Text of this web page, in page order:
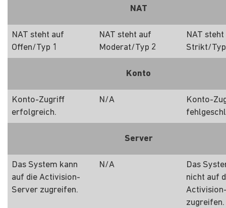
NAT
NAT steht auf
Offen/Typ 1
NAT steht auf
Moderat/Typ 2
NAT
Strikt/
Konto
Konto-Zugriff
erfolgreich.
N/A
Konto-
Server
Das System kann
auf die Activision-
Server zugreifen.
N/A
Das
nicht auf
zugreifen.